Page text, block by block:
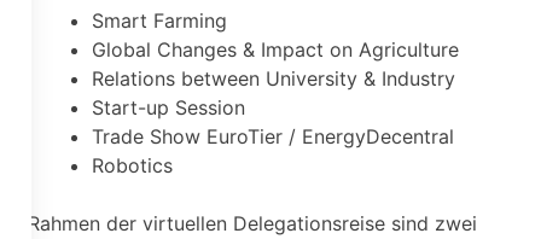
Smart Farming
Global Changes & Impact on Agriculture
Relations between University & Industry
Start-up Session
Trade Show EuroTier / EnergyDecentral
Robotics
Im Rahmen der virtuellen Delegationsreise sind zwei